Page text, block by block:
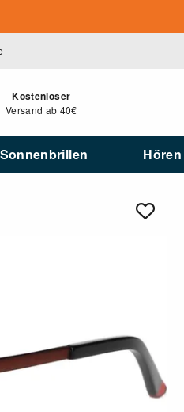
Kostenloser
Versand ab 40€
Sonnenbrillen Hören